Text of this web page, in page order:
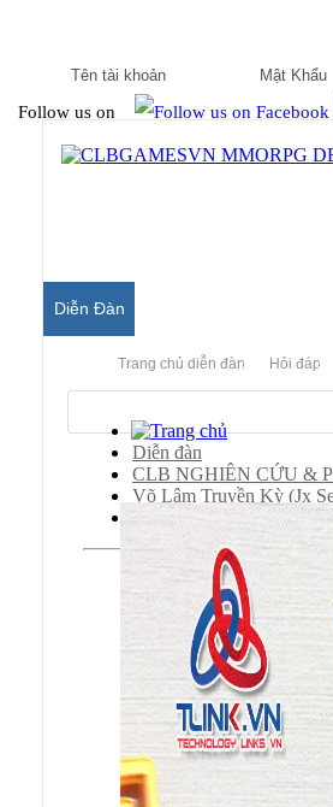
Follow us on
Diễn Đàn
Trang chủ diễn đàn Hỏi đáp
Diễn đàn
CLB NGHIÊN CỨU &
Võ Lâm Truyền Kỳ (Jx
[JX]
Share Server Võ